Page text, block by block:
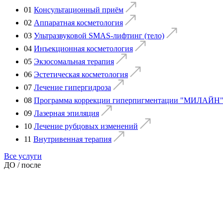
01 Консультационный приём
02 Аппаратная косметология
03 Ультразвуковой SMAS-лифтинг (тело)
04 Инъекционная косметология
05 Экзосомальная терапия
06 Эстетическая косметология
07 Лечение гипергидроза
08 Программа коррекции гиперпигментации
09 Лазерная эпиляция
10 Лечение рубцовых изменений
11 Внутривенная терапия
Все услуги
ДО / после